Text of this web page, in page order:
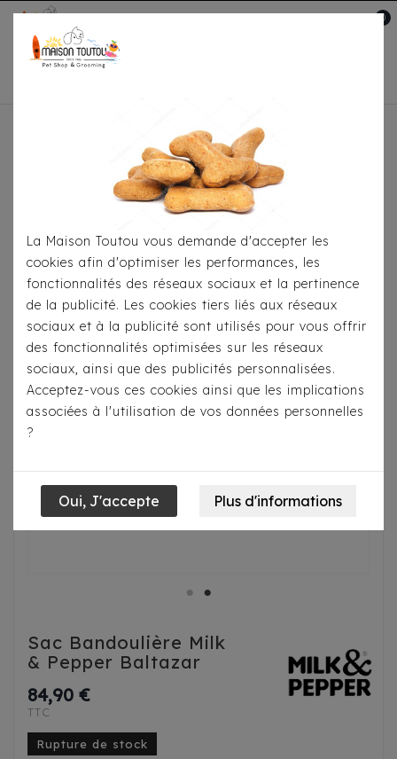
0
Pour Le Transport
Sac Bandoulière Milk & Pepper Baltazar
Sac Bandoulière Milk
& Pepper Baltazar
84,90 €
TTC
Rupture de stock
La Maison Toutou vous demande d'accepter les
cookies afin d'optimiser les performances, les
fonctionnalités des réseaux sociaux et la pertinence
de la publicité. Les cookies tiers liés aux réseaux
sociaux et à la publicité sont utilisés pour vous offrir
des fonctionnalités optimisées sur les réseaux
sociaux, ainsi que des publicités personnalisées.
Acceptez-vous ces cookies ainsi que les implications
associées à l'utilisation de vos données personnelles
?